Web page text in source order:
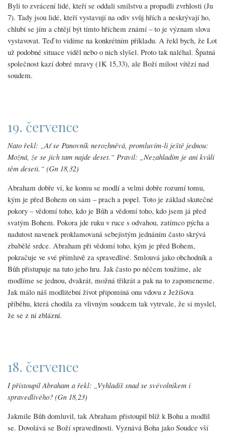
Byli to zvrácení lidé, kteří se oddali smilstvu a propadli zvrhlosti (Ju
7). Tady jsou lidé, kteří vystavují na odiv svůj hřích a neskrývají ho,
chlubí se jím a chtějí být tímto hříchem známí – to je význam slova
vystavovat. Teď to vidíme na konkrétním příkladu. A řekl bych, že Lot
už podobné situace viděl nebo o nich slyšel. Proto tak naléhal. Špatná
společnost kazí dobré mravy (1K 15,33), ale Boží milost vítězí nad
soudem.
19. července
Nato řekl: „Ať se Panovník nerozhněvá, promluvím-li ještě jednou:
Možná, že se jich tam najde deset.“ Pravil: „Nezahladím je ani kvůli
těm deseti.“ (Gn 18,32)
Abraham dobře ví, ke komu se modlí a velmi dobře rozumí tomu,
kým je před Bohem on sám – prach a popel. Toto je základ skutečné
pokory – vědomí toho, kdo je Bůh a vědomí toho, kdo jsem já před
svatým Bohem. Pokora jde ruku v ruce s odvahou, zatímco pýcha a
nadutost navenek proklamovaná sebejistým jednáním často skrývá
zbabělé srdce. Abraham při vědomí toho, kým je před Bohem,
pokračuje ve své přímluvě za spravedlivé. Smlouvá jako obchodník a
Bůh přistupuje na tuto jeho hru. Jak často po něčem toužíme, ale
modlíme se jednou, dvakrát, možná třikrát a pak na to zapomeneme.
Jak málo náš modlitební život připomíná onu vdovu z Ježíšova
příběhu, která chodila za vlivným soudcem tak vytrvale, že si myslel,
že se z ní zblázní.
18. července
I přistoupil Abraham a řekl: „Vyhladíš snad se svévolníkem i
spravedlivého? (Gn 18,23)
Jakmile Bůh domluvil, tak Abraham přistoupil blíž k Bohu a modlil
se. Dovolává se Boží spravedlnosti. Vyznává Boha jako Soudce vší